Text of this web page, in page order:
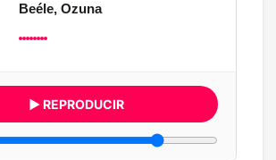
Beéle, Ozuna
▶ REPRODUCIR